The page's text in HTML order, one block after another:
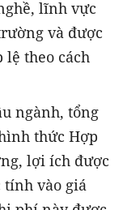
lĩnh vực
và được
theo cách
ngành, tổng
thức Hợp
lợi ích được
tính vào giá